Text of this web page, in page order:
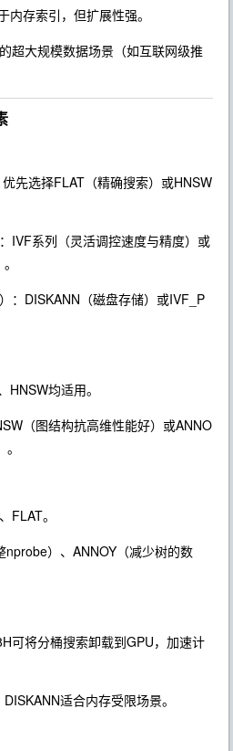
内存索引，但扩展性强。
超大规模数据场景（如互联网级推
先选择FLAT（精确搜索）或HNSW
IVF系列（灵活调控速度与精度）或
：DISKANN（磁盘存储）或IVF_P
均适用。
（图结构抗高维性能好）或ANNO
FLAT。
nprobe）、ANNOY（减少树的数
可将分桶搜索卸载到GPU，加速计
适合内存受限场景。